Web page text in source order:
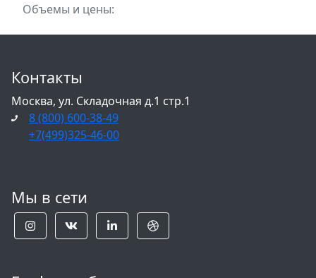
Объемы и цены:
Контакты
Москва, ул. Складочная д.1 стр.1
8 (800) 600-38-49
+7(499)325-46-00
Мы в сети